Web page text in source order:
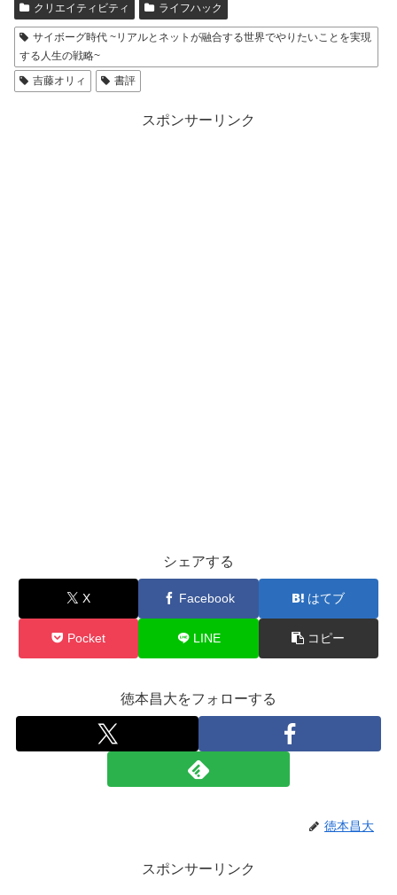
クリエイティビティ ライフハック
サイボーグ時代 ~リアルとネットが融合する世界でやりたいことを実現
する人生の戦略~
吉藤オリィ
書評
スポンサーリンク
シェアする
X Facebook はてブ
Pocket LINE コピー
徳本昌大をフォローする
徳本昌大
スポンサーリンク